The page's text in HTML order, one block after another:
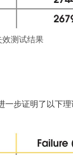
测试结果
步证明了以下